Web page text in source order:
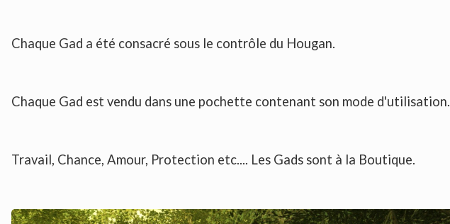
Chaque Gad a été consacré sous le contrôle du Hougan.
Chaque Gad est vendu dans une pochette contenant son mode d'utilisation.
Travail, Chance, Amour, Protection etc.... Les Gads sont à la Boutique.